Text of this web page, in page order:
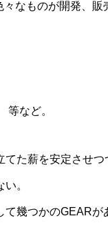
なものが開発、販
等など。
てた薪を安定させ
。
て幾つかのGEAR